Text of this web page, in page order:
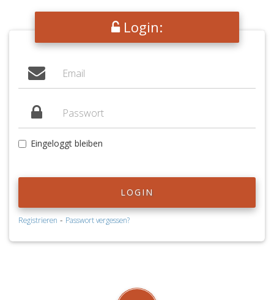
Login:
Eingeloggt bleiben
LOGIN
Registrieren - Passwort vergessen?